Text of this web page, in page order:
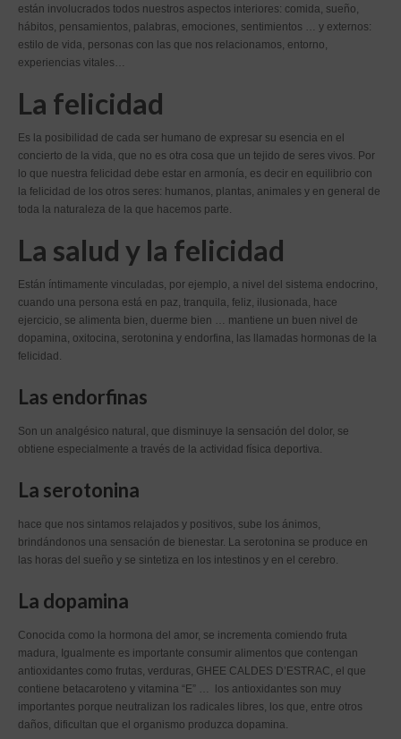
están involucrados todos nuestros aspectos interiores: comida, sueño,
hábitos, pensamientos, palabras, emociones, sentimientos … y externos:
estilo de vida, personas con las que nos relacionamos, entorno,
experiencias vitales…
La felicidad
Es la posibilidad de cada ser humano de expresar su esencia en el
concierto de la vida, que no es otra cosa que un tejido de seres vivos. Por
lo que nuestra felicidad debe estar en armonía, es decir en equilibrio con
la felicidad de los otros seres: humanos, plantas, animales y en general de
toda la naturaleza de la que hacemos parte.
La salud y la felicidad
Están íntimamente vinculadas, por ejemplo, a nivel del sistema endocrino,
cuando una persona está en paz, tranquila, feliz, ilusionada, hace
ejercicio, se alimenta bien, duerme bien … mantiene un buen nivel de
dopamina, oxitocina, serotonina y endorfina, las llamadas hormonas de la
felicidad.
Las endorfinas
Son un analgésico natural, que disminuye la sensación del dolor, se
obtiene especialmente a través de la actividad física deportiva.
La serotonina
hace que nos sintamos relajados y positivos, sube los ánimos,
brindándonos una sensación de bienestar. La serotonina se produce en
las horas del sueño y se sintetiza en los intestinos y en el cerebro.
La dopamina
Conocida como la hormona del amor, se incrementa comiendo fruta
madura, Igualmente es importante consumir alimentos que contengan
antioxidantes como frutas, verduras, GHEE CALDES D’ESTRAC, el que
contiene betacaroteno y vitamina “E” … los antioxidantes son muy
importantes porque neutralizan los radicales libres, los que, entre otros
daños, dificultan que el organismo produzca dopamina.